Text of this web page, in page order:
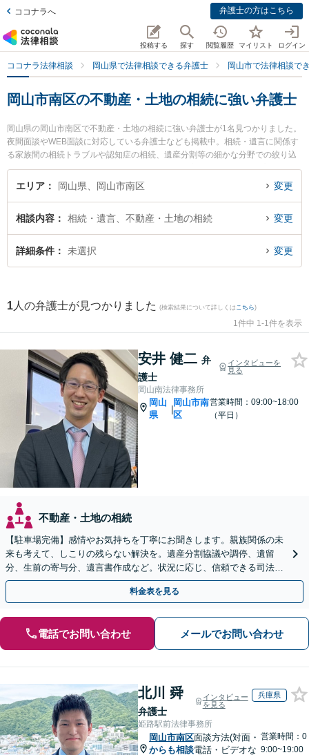
ココナラへ 弁護士の方はこちら
投稿する 探す 閲覧履歴 マイリスト ログイン
ココナラ法律相談 岡山県で法律相談できる弁護士 岡山市で法律相談で
岡山市南区の不動産・土地の相続に強い弁護士
岡山県の岡山市南区で不動産・土地の相続に強い弁護士が1名見つかりました。
夜間面談やWEB面談に対応している弁護士なども掲載中。相続・遺言に関係す
る家族間の相続トラブルや認知症の相続、遺産分割等の細かな分野での絞り込
み検索もでき便利です。特に岡山南法律事務所の安井 健二弁護士のプロフィー
ル情報や弁護士費用、強みなどが注目されています。『岡山市南区で土日や夜
い』『初回相談無料で不動産・土地の相続を法律相談できる岡山市南区内の弁
護士に相談予約したい』などでお困りの相談者さんにおすすめです。
エリア 岡山県、岡山市南区 変更
相談内容 相続・遺言、不動産・土地の相続 変更
詳細条件 未選択 変更
1 人の弁護士が見つかりました (検索結果について詳しくは こちら)
1件中 1-1件を表示
安井 健二 弁
護士
インタビューを
見る
岡山南法律事務所
岡山
県
|
岡山市南
区
営業時間：09:00~18:00
（平日）
不動産・土地の相続
【駐車場完備】感情やお気持ちを丁寧にお聞きします。親族関係の未
来も考えて、しこりの残らない解決を。遺産分割協議や調停、遺留
分、生前の寄与分、遺言書作成など。状況に応じ、信頼できる司法書
士・税理士をご紹介します【WEB面談＆出張相談可】
料金表を見る
電話でお問い合わせ メールでお問い合わせ
北川 舜
弁護士
インタビュー
を見る
兵庫県
姫路駅前法律事務所
岡山市南区
からも相談
面談方法(対面・
電話・ビデオな
営業時間：0
9:00~19:00